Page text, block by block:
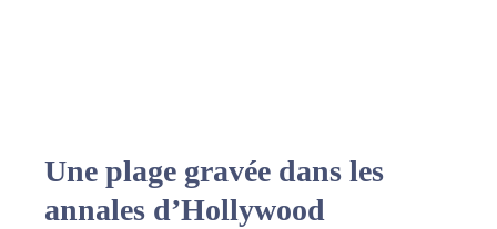
Une plage gravée dans les
annales d’Hollywood